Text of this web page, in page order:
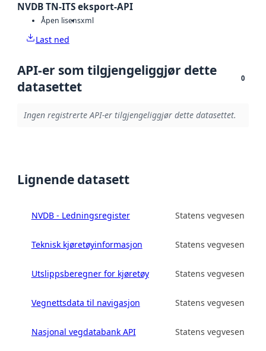
NVDB TN-ITS eksport-API
Åpen lisensxml
Last ned
API-er som tilgjengeliggjør dette
datasettet
0
Ingen registrerte API-er tilgjengeliggjør dette datasettet.
Lignende datasett
NVDB - Ledningsregister Statens vegvesen
Teknisk kjøretøyinformasjon Statens vegvesen
Utslippsberegner for kjøretøy Statens vegvesen
Vegnettsdata til navigasjon Statens vegvesen
Nasjonal vegdatabank API Statens vegvesen